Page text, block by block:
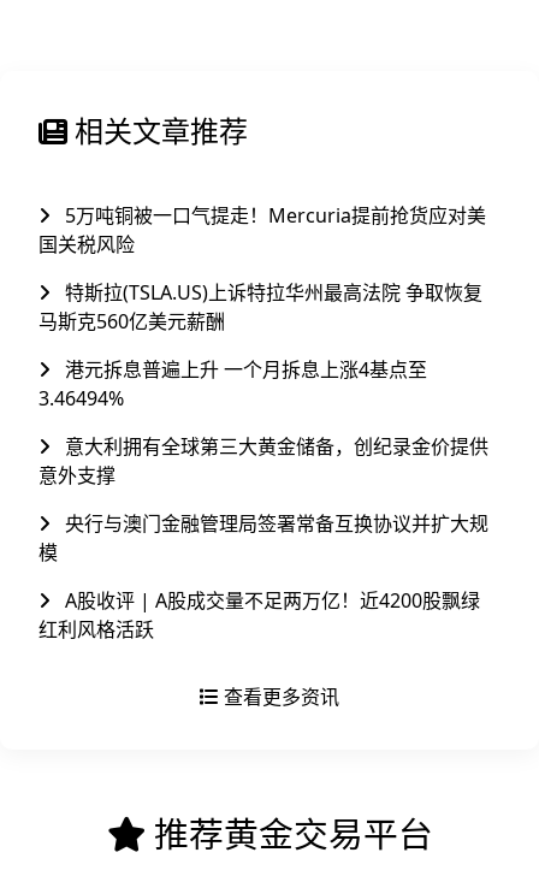
相关文章推荐
5万吨铜被一口气提走！Mercuria提前抢货应对美
国关税风险
特斯拉(TSLA.US)上诉特拉华州最高法院 争取恢复
马斯克560亿美元薪酬
港元拆息普遍上升 一个月拆息上涨4基点至
3.46494%
意大利拥有全球第三大黄金储备，创纪录金价提供
意外支撑
央行与澳门金融管理局签署常备互换协议并扩大规
模
A股收评 | A股成交量不足两万亿！近4200股飘绿
红利风格活跃
查看更多资讯
推荐黄金交易平台